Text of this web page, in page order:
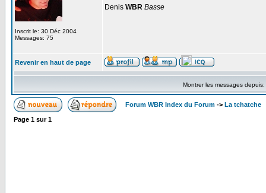
Inscrit le: 30 Déc 2004
Messages: 75
Denis WBR Basse
Revenir en haut de page
Montrer les messages depuis:
Forum WBR Index du Forum -> La tchatche
Page 1 sur1